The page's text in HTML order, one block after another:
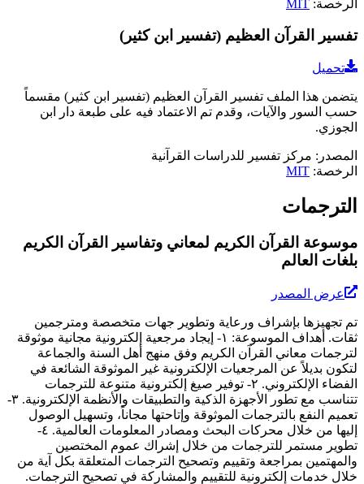
الرخصة:
MIT
تفسير القرآن العظيم (تفسير ابن كثير)
تحميل
يتضمن هذا الملف تفسير القرآن العظيم (تفسير ابن كثير) مقسماً
حسب السور والآيات، وقدم تم الاعتماد فيه على طبعة دار ابن
الجوزي.
المصدر : مركز تفسير للدراسات القرآنية
الرخصة:
MIT
الترجمات
موسوعة القرآن الكريم لمعاني وتفاسير القرآن الكريم
بلغات العالم
عرض المصدر
تم تجهيزها بإشراف ورعاية وتطوير جهات متخصصة ومترجمين
ثقات. أهداف الموسوعة: ١- إيجاد مرجعية إلكترونية مجانية موثوقة
لترجمات معاني القرآن الكريم وفق منهج أهل السنة والجماعة
لتكون بديلاً عن المرجعيات الإلكترونية غير الموثوقة الشائعة في
الفضاء الإلكتروني. ٢- توفير صيغ إلكترونية متنوعة للترجمات
تتناسب مع تطور الأجهزة الذكية والتطبيقات والأنظمة الإلكترونية. ٣-
تعميم النفع بالترجمات الموثوقة وإتاحتها مجاناً، وتسهيل الوصول
إليها من خلال محركات البحث ومصادر المعلومات العالمية. ٤-
تطوير مستمر للترجمات من خلال إشراك عموم المختصين
والمهتمين بمراجعة وتقييم وتصحيح الترجمات المتعلقة بكل آية من
خلال خدمات إلكترونية للتقييم والمشاركة في تصحيح الترجمات.